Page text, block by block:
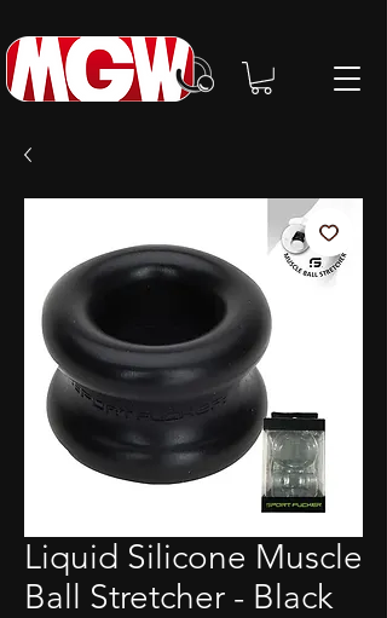
Liquid Silicone Muscle
Ball Stretcher - Black